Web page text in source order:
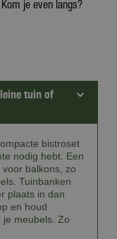
je even langs?
tuin of
bistroset
nodig hebt. Een
balkons, zo
Tuinbanken
plaats in dan
en houd
meubels. Zo